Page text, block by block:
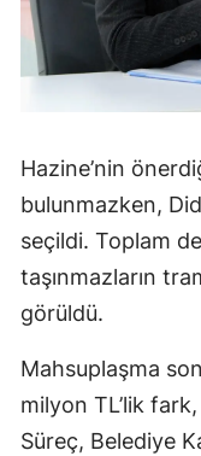
Hazine’nin
bulunmazken,
seçildi. Toplam
taşınmazların
görüldü.
Mahsuplaşma
milyon TL’lik
Süreç, Belediye